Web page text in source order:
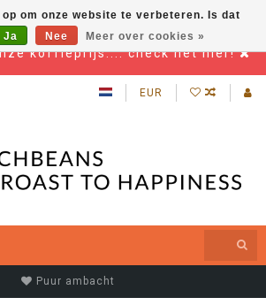
koffieprijs.... check het hier!
EUR
Beste kwaliteit koffiebonen
om onze website te verbeteren. Is dat
Ja Nee Meer over cookies »